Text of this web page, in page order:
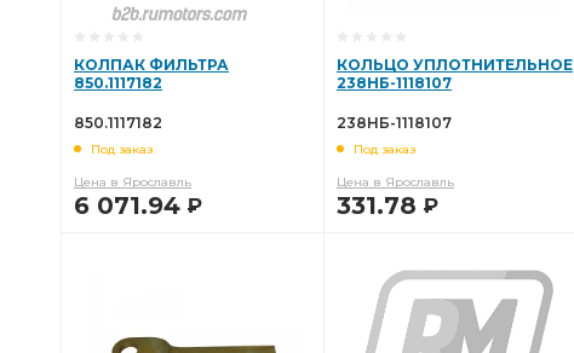
КОЛПАК ФИЛЬТРА
850.1117182
850.1117182
Под заказ
Цена в Ярославль
6 071.94 Р
КОЛЬЦО УПЛОТНИТЕЛЬНОЕ
238НБ-1118107
238НБ-1118107
Под заказ
Цена в Ярославль
331.78 Р